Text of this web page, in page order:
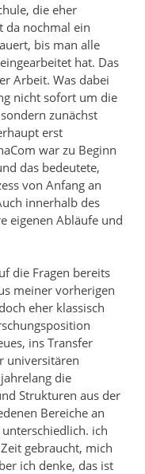
die eher
da nochmal ein
bis man alle
hat. Das
Arbeit. Was dabei
nicht sofort um die
zunächst
erst
war zu Beginn
das bedeutete,
von Anfang an
innerhalb des
eigenen Abläufe und
die Fragen bereits
meiner vorherigen
eher klassisch
ins Transfer
universitären
die
Strukturen aus der
Bereiche an
ich
gebraucht, mich
ich denke, das ist